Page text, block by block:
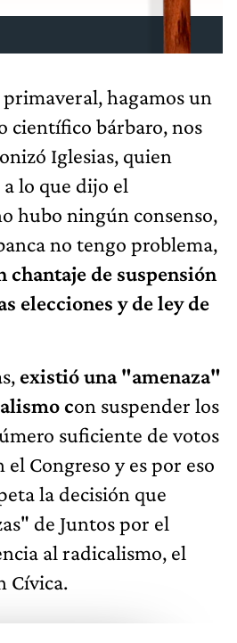
hagamos un
científico bárbaro, nos
Iglesias, quien
a lo que dijo el
hubo ningún consenso,
no tengo problema,
chantaje de suspensión
elecciones y de ley de
existió una "amenaza"
con suspender los
suficiente de votos
Congreso y es por eso
la decisión que
de Juntos por el
al radicalismo, el
Cívica.